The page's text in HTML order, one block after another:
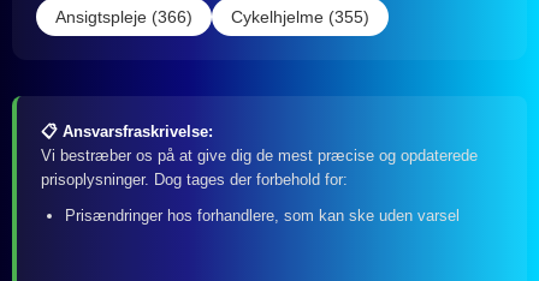
Ansigtspleje (366)
Cykelhjelme (355)
📋 Ansvarsfraskrivelse:
Vi bestræber os på at give dig de mest præcise og opdaterede
prisoplysninger. Dog tages der forbehold for:
Prisændringer hos forhandlere, som kan ske uden varsel